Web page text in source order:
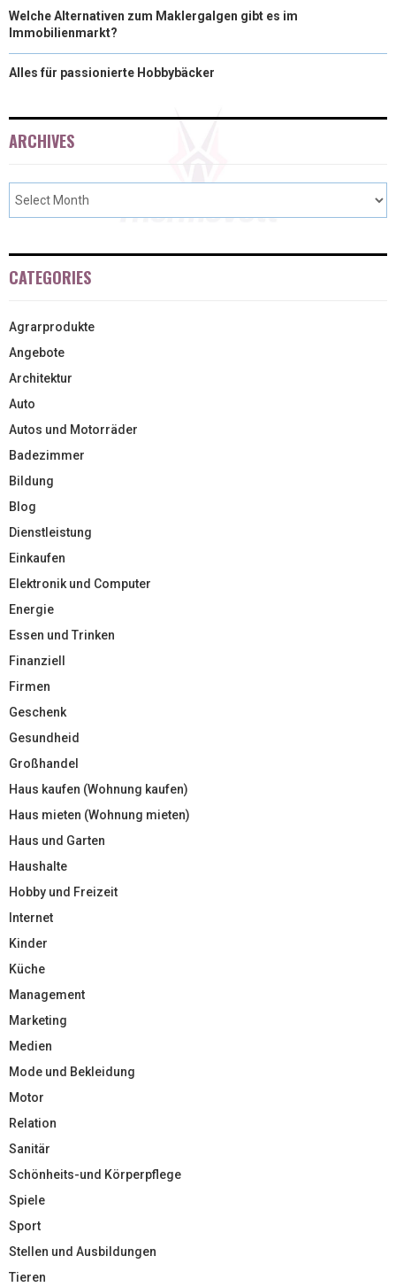
Welche Alternativen zum Maklergalgen gibt es im
Immobilienmarkt?
Alles für passionierte Hobbybäcker
ARCHIVES
CATEGORIES
Agrarprodukte
Angebote
Architektur
Auto
Autos und Motorräder
Badezimmer
Bildung
Blog
Dienstleistung
Einkaufen
Elektronik und Computer
Energie
Essen und Trinken
Finanziell
Firmen
Geschenk
Gesundheid
Großhandel
Haus kaufen (Wohnung kaufen)
Haus mieten (Wohnung mieten)
Haus und Garten
Haushalte
Hobby und Freizeit
Internet
Kinder
Küche
Management
Marketing
Medien
Mode und Bekleidung
Motor
Relation
Sanitär
Schönheits-und Körperpflege
Spiele
Sport
Stellen und Ausbildungen
Tieren